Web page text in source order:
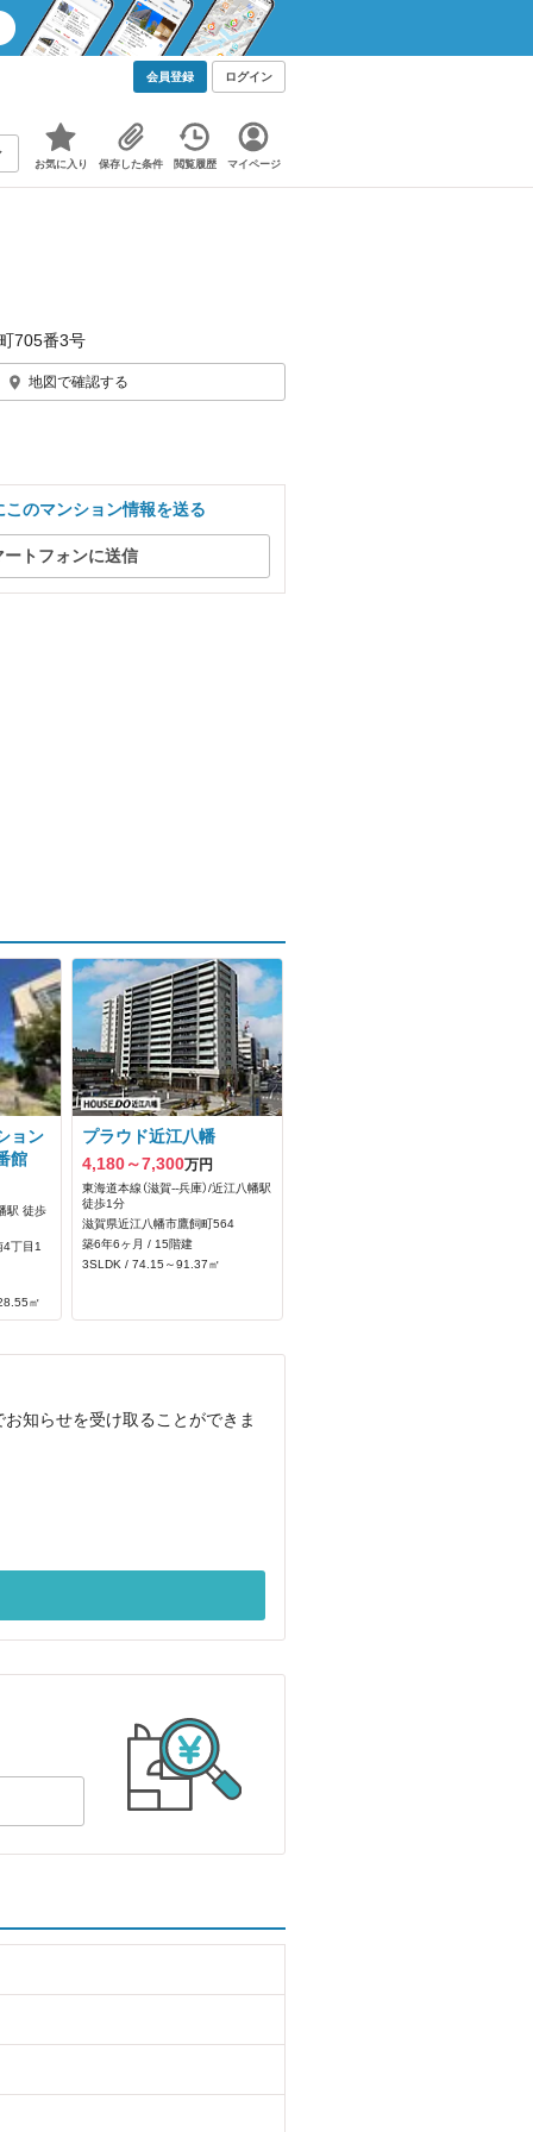
会員登録 ログイン
お気に入り 保存した条件 閲覧履歴 マイページ
705番3号
地図で確認する
のマンション情報を送る
トフォンに送信
ョン
館
駅 徒歩
4丁目1
㎡
プラウド近江八幡
4,180～7,300万円
東海道本線（滋賀--兵庫）/近江八幡駅
徒歩1分
滋賀県近江八幡市鷹飼町564
築6年6ヶ月 / 15階建
3SLDK / 74.15～91.37㎡
知らせを受け取ることができま